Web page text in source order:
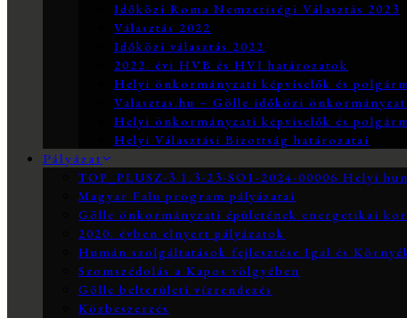
Időközi Roma Nemzetiségi Választás 2023
Választás 2022
Időközi választás 2022
2022. évi HVB és HVI határozatok
Helyi önkormányzati képviselők és
Valasztas.hu – Gölle időközi
Helyi önkormányzati képviselők és
Helyi Választási Bizottság határozatai
Pályázat
TOP_PLUSZ-3.1.3-23-SO1-2024-00006 Helyi
Magyar Falu program pályázatai
Gölle önkormányzati épületének energetikai
2020. évben elnyert pályázatok
Humán szolgáltatások fejlesztése Igal és
Szomszédolás a Kapos völgyében
Gölle belterületi vízrendezés
Közbeszerzés